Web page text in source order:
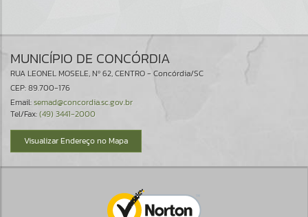
MUNICÍPIO DE CONCÓRDIA
RUA LEONEL MOSELE, Nº 62, CENTRO - Concórdia/SC
CEP: 89.700-176
Email:semad@concordia.sc.gov.br
Tel/Fax:(49) 3441-2000
Visualizar Endereço no Mapa